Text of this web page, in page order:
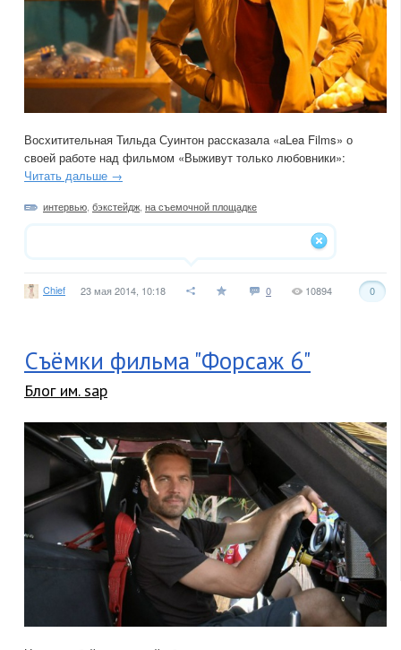
Восхитительная Тильда Суинтон рассказала «aLea Films» о
своей работе над фильмом «Выживут только любовники»:
Читать дальше →
интервью бэкстейдж на съемочной площадке
Chief 23 мая 2014, 10:18 0 0
10894
Cъёмки фильма "Форсаж 6"
Блог им. sap